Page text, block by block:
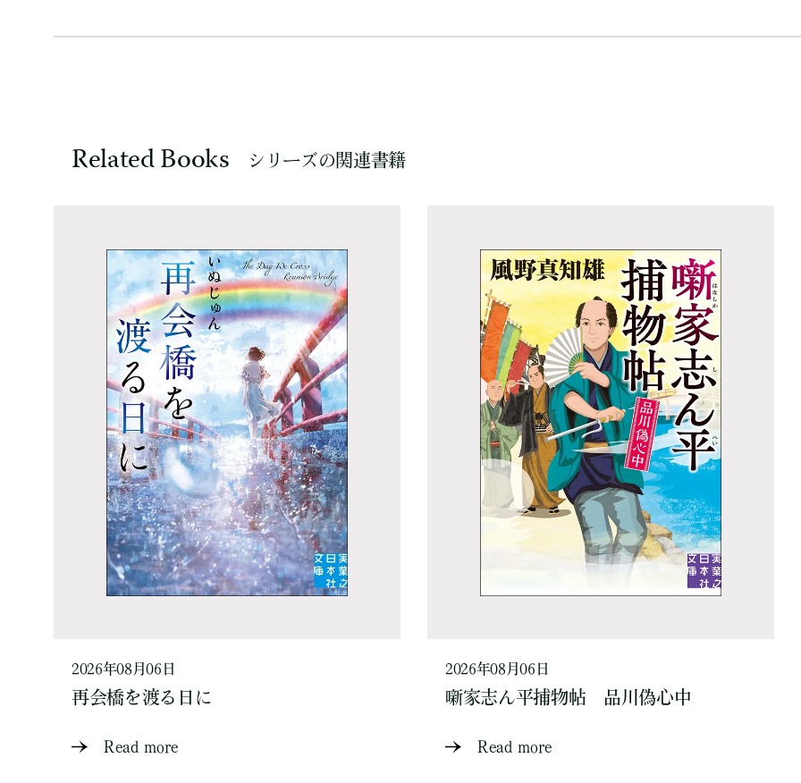
Related Books シリーズの関連書籍
2026年08月06日
再会橋を渡る日に
Read more
2026年08月06日
噺家志ん平捕物帖 品川偽心中
Read more